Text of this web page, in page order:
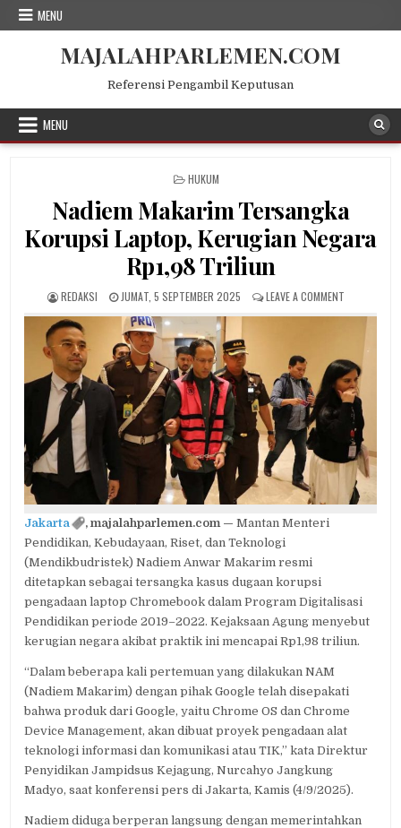
Skip
MENU
MAJALAHPARLEMEN.COM
Referensi Pengambil Keputusan
MENU
POSTED
HUKUM
Nadiem Makarim Tersangka
Korupsi Laptop, Kerugian Negara
Rp1,98 Triliun
AUTHOR:
REDAKSI
PUBLISHED
JUMAT, 5 SEPTEMBER 2025 LEAVE A COMMENT
MAKARIM
KORUPSI
LAPTOP,
KERUGIAN
NEGARA
RP1,98
TRILIUN
Jakarta , majalahparlemen.com — Mantan Menteri
Pendidikan, Kebudayaan, Riset, dan Teknologi
(Mendikbudristek) Nadiem Anwar Makarim resmi
ditetapkan sebagai tersangka kasus dugaan korupsi
pengadaan laptop Chromebook dalam Program Digitalisasi
Pendidikan periode 2019–2022. Kejaksaan Agung menyebut
kerugian negara akibat praktik ini mencapai Rp1,98 triliun.
“Dalam beberapa kali pertemuan yang dilakukan NAM
(Nadiem Makarim) dengan pihak Google telah disepakati
bahwa produk dari Google, yaitu Chrome OS dan Chrome
Device Management, akan dibuat proyek pengadaan alat
teknologi informasi dan komunikasi atau TIK,” kata Direktur
Penyidikan Jampidsus Kejagung, Nurcahyo Jangkung
Madyo, saat konferensi pers di Jakarta, Kamis (4/9/2025).
Nadiem diduga berperan langsung dengan memerintahkan